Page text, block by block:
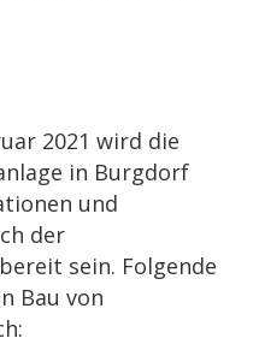
2021 wird die
in Burgdorf
und
der
sein. Folgende
Bau von